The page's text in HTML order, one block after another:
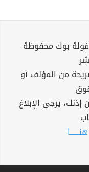
بوك محفوظة
من المؤلف أو
يرجى الإبلاغ
هنــــــا